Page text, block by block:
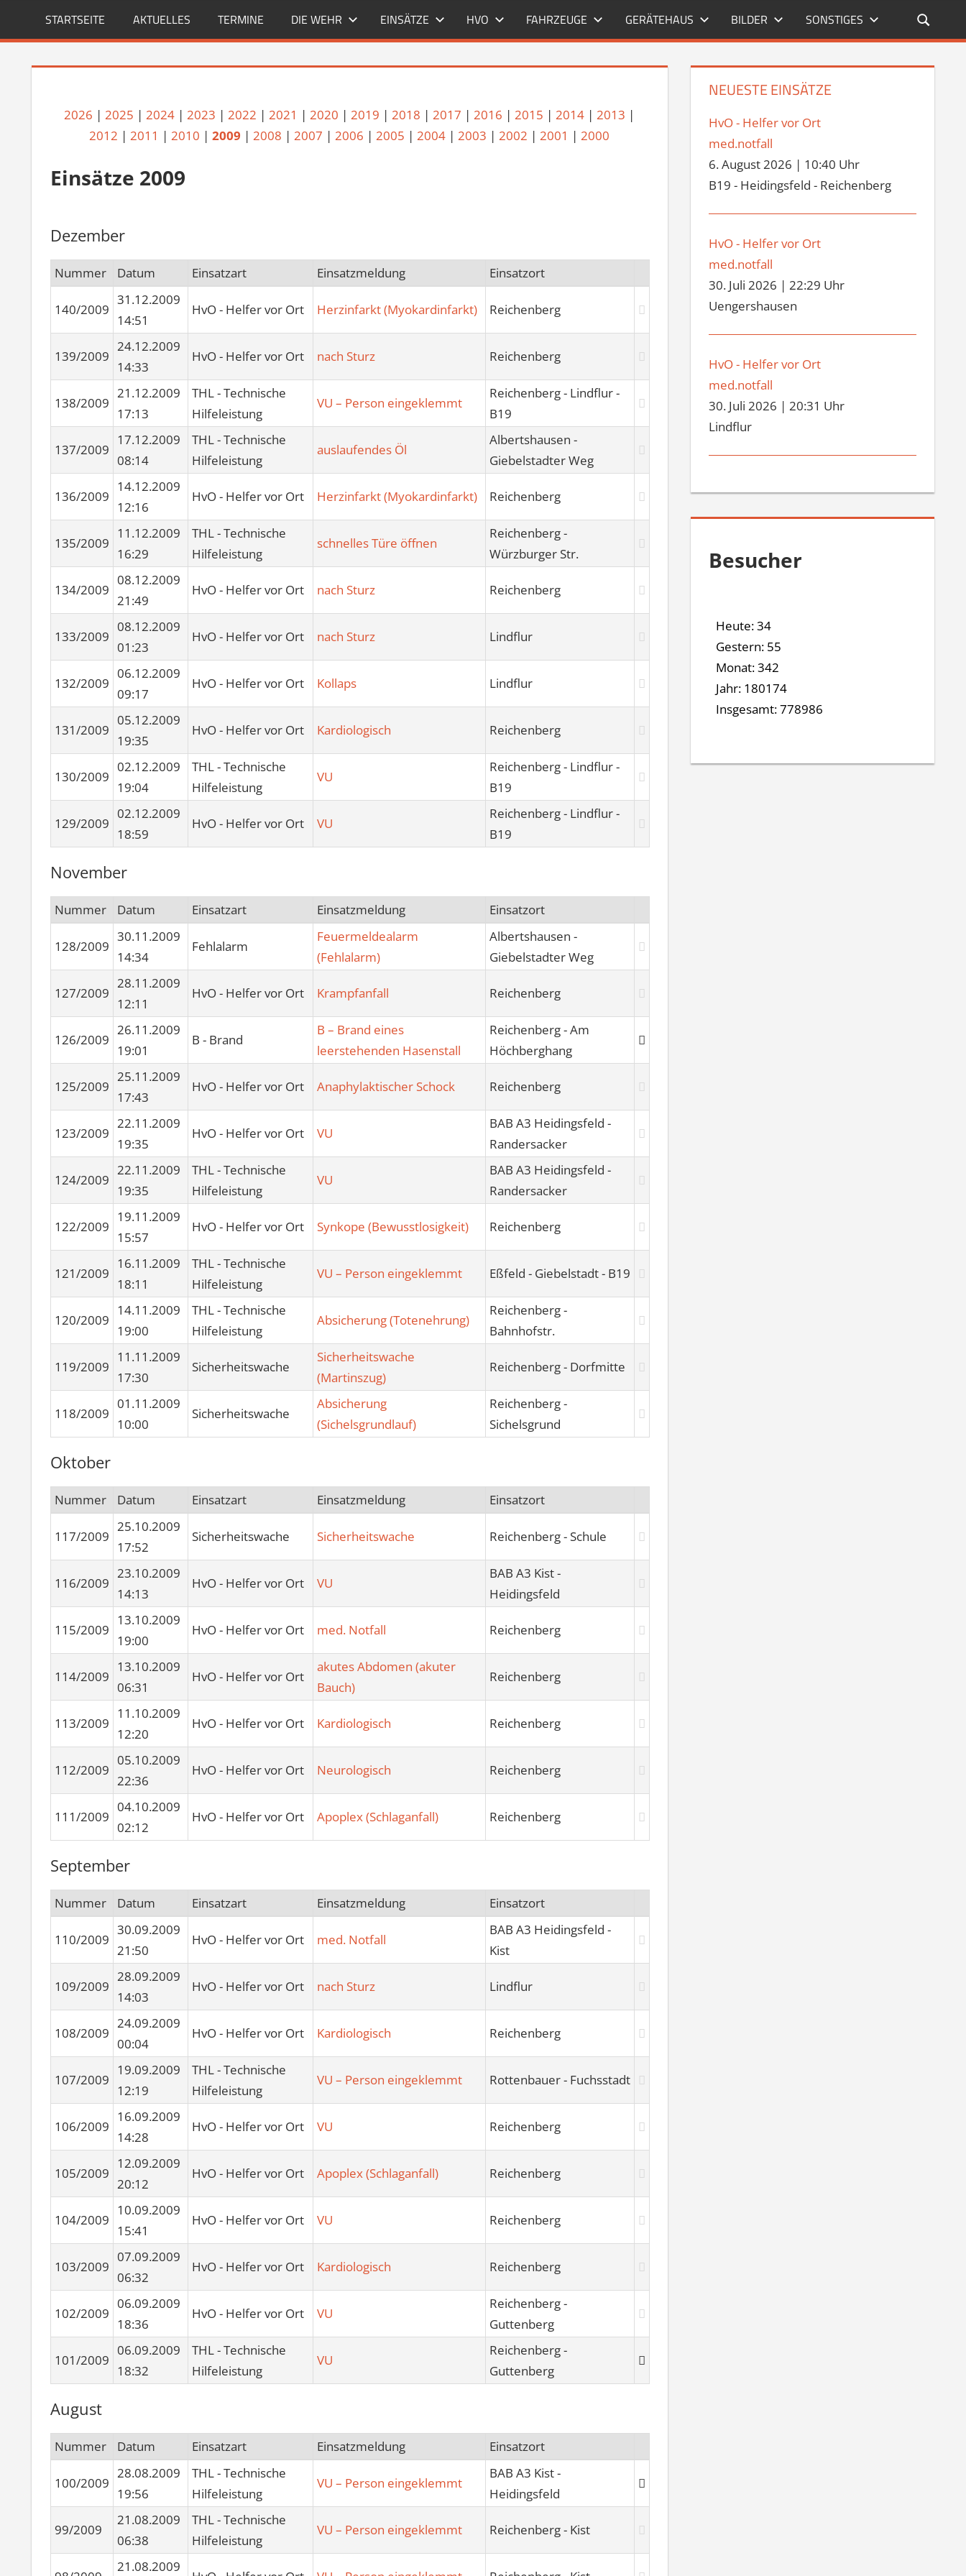
FREIWILLIGE
FEUERWEHR
REICHENBERG
STARTSEITE AKTUELLES TERMINE DIE WEHR EINSÄTZE HVO FAHRZEUGE GERÄTEHAUS BILDER SONSTIGES
2026 | 2025 | 2024 | 2023 | 2022 | 2021 | 2020 | 2019 | 2018 | 2017 | 2016 | 2015 | 2014 | 2013 |
2012 | 2011 | 2010 |2009 | 2008 | 2007 | 2006 | 2005 | 2004 | 2003 | 2002 | 2001 | 2000
Einsätze 2009
Dezember
Nummer Datum Einsatzart Einsatzmeldung Einsatzort
140/2009
31.12.2009
14:51
HvO - Helfer vor Ort Herzinfarkt (Myokardinfarkt) Reichenberg
139/2009
24.12.2009
14:33
HvO - Helfer vor Ort nach Sturz Reichenberg
138/2009
21.12.2009
17:13
THL - Technische
Hilfeleistung
VU – Person eingeklemmt
Reichenberg - Lindflur -
B19
137/2009
17.12.2009
08:14
THL - Technische
Hilfeleistung
auslaufendes Öl
Albertshausen -
Giebelstadter Weg
136/2009
14.12.2009
12:16
HvO - Helfer vor Ort Herzinfarkt (Myokardinfarkt) Reichenberg
135/2009
11.12.2009
16:29
THL - Technische
Hilfeleistung
schnelles Türe öffnen
Reichenberg -
Würzburger Str.
134/2009
08.12.2009
21:49
HvO - Helfer vor Ort nach Sturz Reichenberg
133/2009
08.12.2009
01:23
HvO - Helfer vor Ort nach Sturz Lindflur
132/2009
06.12.2009
09:17
HvO - Helfer vor Ort Kollaps Lindflur
131/2009
05.12.2009
19:35
HvO - Helfer vor Ort Kardiologisch Reichenberg
130/2009
02.12.2009
19:04
THL - Technische
Hilfeleistung
VU
Reichenberg - Lindflur -
B19
129/2009
02.12.2009
18:59
HvO - Helfer vor Ort VU
Reichenberg - Lindflur -
B19
November
Nummer Datum Einsatzart Einsatzmeldung Einsatzort
128/2009
30.11.2009
14:34
Fehlalarm
Feuermeldealarm
(Fehlalarm)
Albertshausen -
Giebelstadter Weg
127/2009
28.11.2009
12:11
HvO - Helfer vor Ort Krampfanfall Reichenberg
126/2009
26.11.2009
19:01
B - Brand
B – Brand eines
leerstehenden Hasenstall
Reichenberg - Am
Höchberghang
125/2009
25.11.2009
17:43
HvO - Helfer vor Ort Anaphylaktischer Schock Reichenberg
123/2009
22.11.2009
19:35
HvO - Helfer vor Ort VU
BAB A3 Heidingsfeld -
Randersacker
124/2009
22.11.2009
19:35
THL - Technische
Hilfeleistung
VU
BAB A3 Heidingsfeld -
Randersacker
122/2009
19.11.2009
15:57
HvO - Helfer vor Ort Synkope (Bewusstlosigkeit) Reichenberg
121/2009
16.11.2009
18:11
THL - Technische
Hilfeleistung
VU – Person eingeklemmt Eßfeld - Giebelstadt - B19
120/2009
14.11.2009
19:00
THL - Technische
Hilfeleistung
Absicherung (Totenehrung)
Reichenberg -
Bahnhofstr.
119/2009
11.11.2009
17:30
Sicherheitswache
Sicherheitswache
(Martinszug)
Reichenberg - Dorfmitte
118/2009
01.11.2009
10:00
Sicherheitswache
Absicherung
(Sichelsgrundlauf)
Reichenberg -
Sichelsgrund
Oktober
Nummer Datum Einsatzart Einsatzmeldung Einsatzort
117/2009
25.10.2009
17:52
Sicherheitswache Sicherheitswache Reichenberg - Schule
116/2009
23.10.2009
14:13
HvO - Helfer vor Ort VU
BAB A3 Kist -
Heidingsfeld
115/2009
13.10.2009
19:00
HvO - Helfer vor Ort med. Notfall Reichenberg
114/2009
13.10.2009
06:31
HvO - Helfer vor Ort
akutes Abdomen (akuter
Bauch)
Reichenberg
113/2009
11.10.2009
12:20
HvO - Helfer vor Ort Kardiologisch Reichenberg
112/2009
05.10.2009
22:36
HvO - Helfer vor Ort Neurologisch Reichenberg
111/2009
04.10.2009
02:12
HvO - Helfer vor Ort Apoplex (Schlaganfall) Reichenberg
September
Nummer Datum Einsatzart Einsatzmeldung Einsatzort
110/2009
30.09.2009
21:50
HvO - Helfer vor Ort med. Notfall
BAB A3 Heidingsfeld -
Kist
109/2009
28.09.2009
14:03
HvO - Helfer vor Ort nach Sturz Lindflur
108/2009
24.09.2009
00:04
HvO - Helfer vor Ort Kardiologisch Reichenberg
107/2009
19.09.2009
12:19
THL - Technische
Hilfeleistung
VU – Person eingeklemmt Rottenbauer - Fuchsstadt
106/2009
16.09.2009
14:28
HvO - Helfer vor Ort VU Reichenberg
105/2009
12.09.2009
20:12
HvO - Helfer vor Ort Apoplex (Schlaganfall) Reichenberg
104/2009
10.09.2009
15:41
HvO - Helfer vor Ort VU Reichenberg
103/2009
07.09.2009
06:32
HvO - Helfer vor Ort Kardiologisch Reichenberg
102/2009
06.09.2009
18:36
HvO - Helfer vor Ort VU
Reichenberg -
Guttenberg
101/2009
06.09.2009
18:32
THL - Technische
Hilfeleistung
VU
Reichenberg -
Guttenberg
August
Nummer Datum Einsatzart Einsatzmeldung Einsatzort
100/2009
28.08.2009
19:56
THL - Technische
Hilfeleistung
VU – Person eingeklemmt
BAB A3 Kist -
Heidingsfeld
99/2009
21.08.2009
06:38
THL - Technische
Hilfeleistung
VU – Person eingeklemmt Reichenberg - Kist
21.08.2009
NEUESTE EINSÄTZE
HvO - Helfer vor Ort
med.notfall
6. August 2026 | 10:40 Uhr
B19 - Heidingsfeld - Reichenberg
HvO - Helfer vor Ort
med.notfall
30. Juli 2026 | 22:29 Uhr
Uengershausen
HvO - Helfer vor Ort
med.notfall
30. Juli 2026 | 20:31 Uhr
Lindflur
Besucher
Heute: 34
Gestern: 55
Monat: 342
Jahr: 180174
Insgesamt: 778986